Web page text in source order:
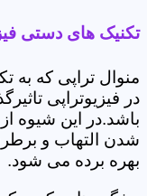
تکنیک های دستی
منوال تراپی که
در فیزیوتراپی
باشد.در این شیوه
شدن التهاب و
بهره برده می شود.